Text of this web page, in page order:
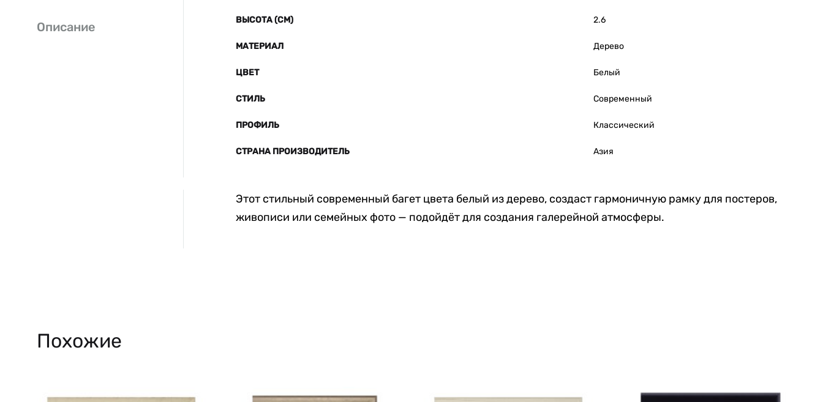
Описание ВЫСОТА (СМ) 2.6
МАТЕРИАЛ Дерево
ЦВЕТ Белый
СТИЛЬ Современный
ПРОФИЛЬ Классический
СТРАНА ПРОИЗВОДИТЕЛЬ Азия
Этот стильный современный багет цвета белый из дерево, создаст гармоничную рамку для постеров,
живописи или семейных фото — подойдёт для создания галерейной атмосферы.
Похожие